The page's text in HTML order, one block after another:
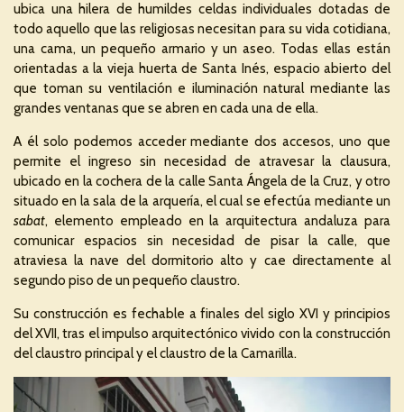
ubica una hilera de humildes celdas individuales dotadas de
todo aquello que las religiosas necesitan para su vida cotidiana,
una cama, un pequeño armario y un aseo. Todas ellas están
orientadas a la vieja huerta de Santa Inés, espacio abierto del
que toman su ventilación e iluminación natural mediante las
grandes ventanas que se abren en cada una de ella.
A él solo podemos acceder mediante dos accesos, uno que
permite el ingreso sin necesidad de atravesar la clausura,
ubicado en la cochera de la calle Santa Ángela de la Cruz, y otro
situado en la sala de la arquería, el cual se efectúa mediante un
sabat, elemento empleado en la arquitectura andaluza para
comunicar espacios sin necesidad de pisar la calle, que
atraviesa la nave del dormitorio alto y cae directamente al
segundo piso de un pequeño claustro.
Su construcción es fechable a finales del siglo XVI y principios
del XVII, tras el impulso arquitectónico vivido con la construcción
del claustro principal y el claustro de la Camarilla.